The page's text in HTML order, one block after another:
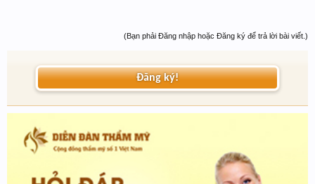
(Bạn phải Đăng nhập hoặc Đăng ký để trả lời bài viết.)
Đăng ký!